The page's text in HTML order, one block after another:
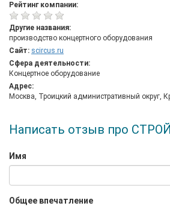
Рейтинг компании:
Другие названия:
производство концертного оборудования
Сайт: scircus.ru
Сфера деятельности:
Концертное оборудование
Адрес:
Москва, Троицкий административный округ,
Написать отзыв про
Имя
Общее впечатление